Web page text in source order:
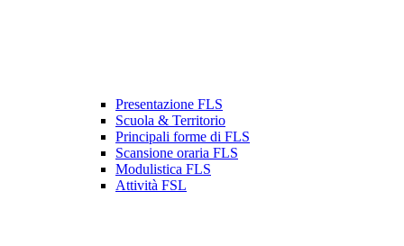
Presentazione FLS
Scuola & Territorio
Principali forme di FLS
Scansione oraria FLS
Modulistica FLS
Attività FSL